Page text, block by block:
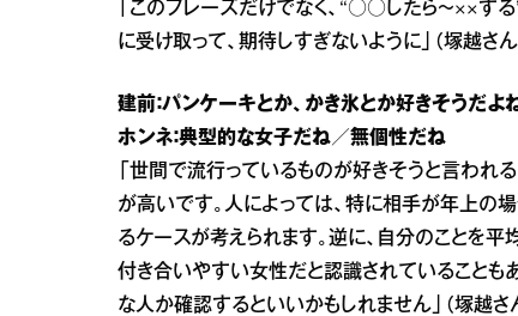
「このフレーズだけでなく、“○○したら～××す
に受け取って、期待しすぎないように」（塚越さん
建前：パンケーキとか、かき氷とか好きそうだよ
ホンネ：典型的な女子だね／無個性だね
「世間で流行っているものが好きそうと言われ
が高いです。人によっては、特に相手が年上の
るケースが考えられます。逆に、自分のことを
付き合いやすい女性だと認識されていることも
な人か確認するといいかもしれません」（塚越さ